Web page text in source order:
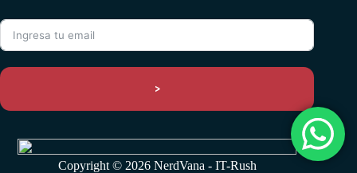
>
Copyright © 2026 NerdVana - IT-Rush